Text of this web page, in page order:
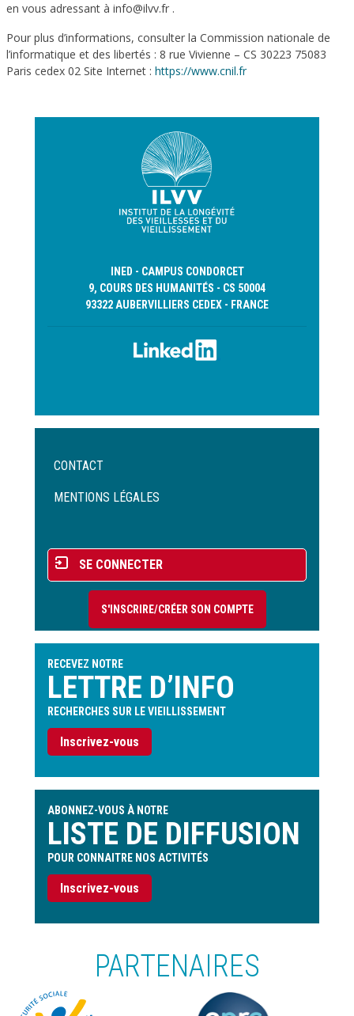
en vous adressant à info@ilvv.fr .
Pour plus d’informations, consulter la Commission nationale de
l’informatique et des libertés : 8 rue Vivienne – CS 30223 75083
Paris cedex 02 Site Internet : https://www.cnil.fr
INED - CAMPUS CONDORCET
9, COURS DES HUMANITÉS - CS 50004
93322 AUBERVILLIERS CEDEX - FRANCE
Menu
de
CONTACT
MENTIONS LÉGALES
Menu
du
compte
l'utilisateur
SE CONNECTER
S'INSCRIRE/CRÉER SON COMPTE
RECEVEZ NOTRE
LETTRE D’INFO
RECHERCHES SUR LE VIEILLISSEMENT
Inscrivez-vous
ABONNEZ-VOUS À NOTRE
LISTE DE DIFFUSION
POUR CONNAITRE NOS ACTIVITÉS
Inscrivez-vous
PARTENAIRES